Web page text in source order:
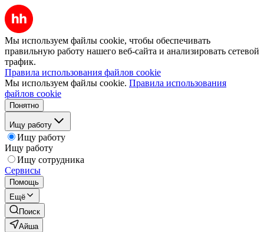
Мы используем файлы cookie, чтобы обеспечивать
правильную работу нашего веб-сайта и анализировать сетевой
трафик.
Правила использования файлов cookie
Мы используем файлы cookie. Правила использования
файлов cookie
Понятно
Ищу работу
Ищу работу
Ищу работу
Ищу сотрудника
Сервисы
Помощь
Ещё
Поиск
Айша